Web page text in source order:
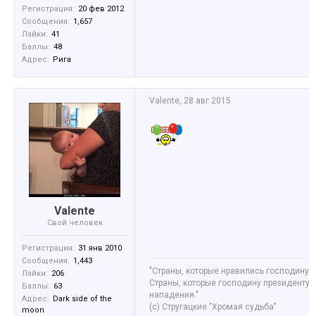
Регистрация: 20 фев 2012
Сообщения: 1,657
Лайки: 41
Баллы: 48
Адрес: Рига
Valente
Свой человек
Регистрация: 31 янв 2010
Сообщения: 1,443
Лайки: 206
Баллы: 63
Адрес:
Dark side of the
moon
Valente, 28 авг 2015
"Страны, которые нравились
Страны, которые господину
нападения."
(с) Стругацкие "Хромая судьба"